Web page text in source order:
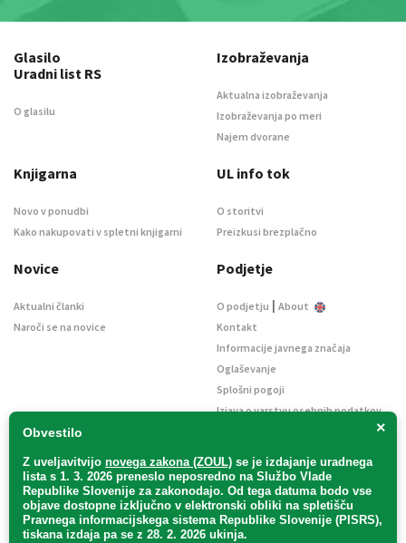
×
Obvestilo
Z uveljavitvijo novega zakona (ZOUL) se je izdajanje uradnega
lista s 1. 3. 2026 preneslo neposredno na Službo Vlade
Republike Slovenije za zakonodajo. Od tega datuma bodo vse
objave dostopne izključno v elektronski obliki na spletišču
Pravnega informacijskega sistema Republike Slovenije (PISRS),
tiskana izdaja pa se z 28. 2. 2026 ukinja.
Glasilo
Uradni list RS
O glasilu
Izobraževanja
Aktualna izobraževanja
Izobraževanja po meri
Najem dvorane
Knjigarna
Novo v ponudbi
Kako nakupovati v spletni knjigarni
UL info tok
O storitvi
Preizkusi brezplačno
Novice
Aktualni članki
Naroči se na novice
Podjetje
O podjetju | About
Kontakt
Informacije javnega značaja
Oglaševanje
Splošni pogoji
Izjava o varstvu osebnih podatkov
Uradni list d. o. o. – v likvidaciji / Vse pravice pridržane.